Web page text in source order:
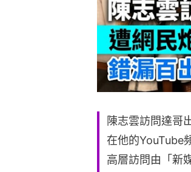
陳志雲訪問達哥
在他的YouTube
高層訪問由「新